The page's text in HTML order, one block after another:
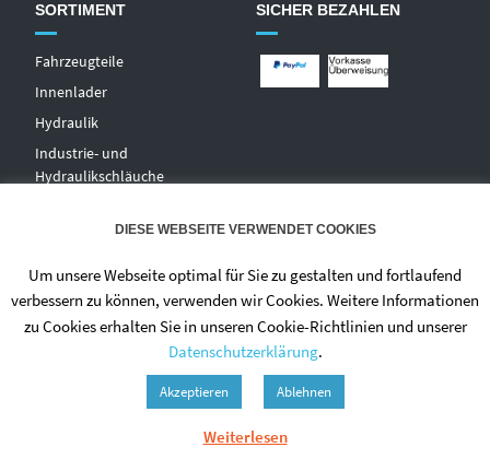
SORTIMENT
Fahrzeugteile
Innenlader
Hydraulik
Industrie- und
Hydraulikschläuche
Zentralschmierungen
Hochdruckwaschgeräte und
SICHER BEZAHLEN
DIESE WEBSEITE VERWENDET COOKIES
Um unsere Webseite optimal für Sie zu gestalten und fortlaufend
verbessern zu können, verwenden wir Cookies. Weitere Informationen
zu Cookies erhalten Sie in unseren Cookie-Richtlinien und unserer
Datenschutzerklärung.
Akzeptieren Ablehnen
Weiterlesen